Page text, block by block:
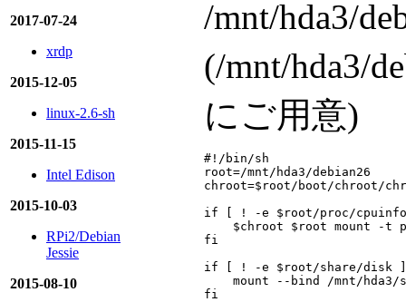
2017-07-24
xrdp
2015-12-05
linux-2.6-sh
2015-11-15
Intel Edison
2015-10-03
RPi2/Debian
Jessie
2015-08-10
/mnt/hda3/
(/mnt/hda3/
にご用意)
#!/bin/sh
root=/mnt/hda3/debian26
chroot=$root/boot/chroot/
if [ ! -e $root/proc/
$chroot $root mount -t
fi
if [ ! -e $root/share/disk
mount --bind /mnt/hda3/
fi